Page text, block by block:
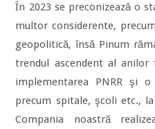
În 2023 se preconizează o
multor considerente,
geopolitică, însă Pinum
trendul ascendent al anilor
implementarea PNRR şi
precum spitale, şcoli etc.,
Compania noastră